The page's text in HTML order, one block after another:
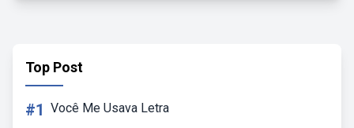
Top Post
#1 Você Me Usava Letra